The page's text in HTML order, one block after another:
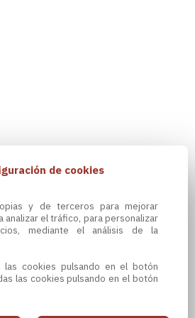
de cookies
y de terceros para mejorar
analizar el tráfico, para personalizar
mediante el análisis de la
las cookies pulsando en el botón
las cookies pulsando en el botón